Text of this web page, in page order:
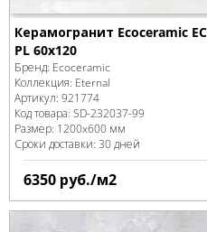
Керамогранит Ecoceramic
PL 60x120
Бренд: Ecoceramic
Коллекция: Eternal
Артикул: 921774
Код товара: SD-232037-99
Размер: 1200x600 мм
Сроки доставки: 30 дней
6350 руб./м2